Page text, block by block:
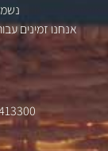
אנחנו זמינים